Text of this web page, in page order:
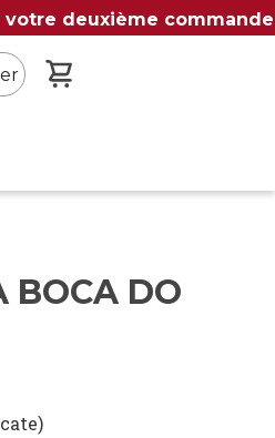
deuxième commande
BOCA DO